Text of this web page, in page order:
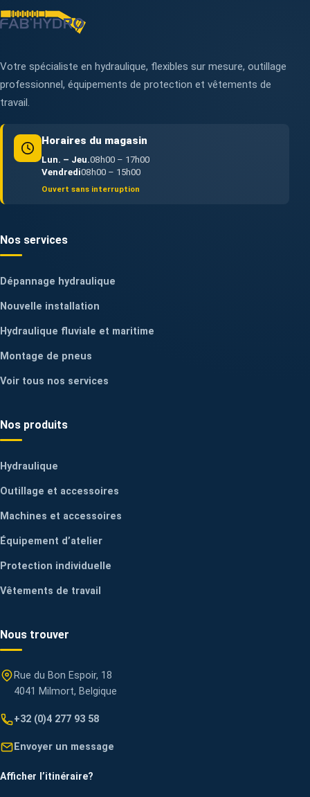
Votre spécialiste en hydraulique, flexibles sur mesure, outillage
professionnel, équipements de protection et vêtements de
travail.
Horaires du magasin
Lun. – Jeu.08h00 – 17h00
Vendredi08h00 – 15h00
Ouvert sans interruption
Nos services
Dépannage hydraulique
Nouvelle installation
Hydraulique fluviale et maritime
Montage de pneus
Voir tous nos services
Nos produits
Hydraulique
Outillage et accessoires
Machines et accessoires
Équipement d’atelier
Protection individuelle
Vêtements de travail
Nous trouver
Rue du Bon Espoir, 18
4041 Milmort, Belgique
+32 (0)4 277 93 58
Envoyer un message
Afficher l’itinéraire?